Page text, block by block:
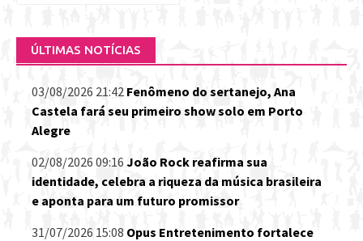
ÚLTIMAS NOTÍCIAS
03/08/2026 21:42 Fenômeno do sertanejo, Ana
Castela fará seu primeiro show solo em Porto
Alegre
02/08/2026 09:16 João Rock reafirma sua
identidade, celebra a riqueza da música brasileira
e aponta para um futuro promissor
31/07/2026 15:08 Opus Entretenimento fortalece